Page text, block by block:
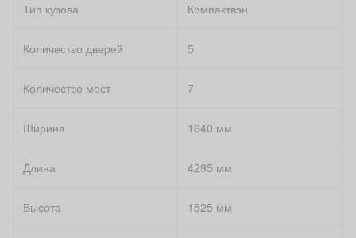
Тип кузова Компактвэн
Количество дверей 5
Количество мест 7
Ширина 1640 мм
Длина 4295 мм
Высота 1525 мм